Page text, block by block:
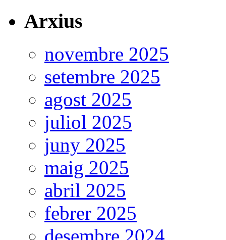
Arxius
novembre 2025
setembre 2025
agost 2025
juliol 2025
juny 2025
maig 2025
abril 2025
febrer 2025